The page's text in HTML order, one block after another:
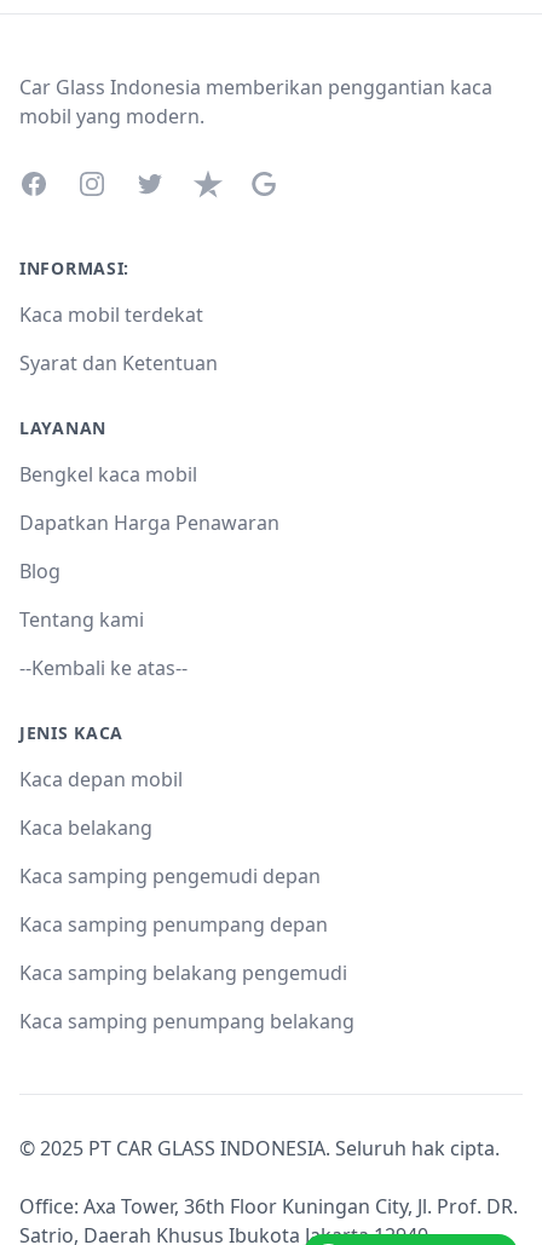
Car Glass Indonesia memberikan penggantian kaca
mobil yang modern.
FacebookInstagramTwitterTrustpilotGoogle Business Profile
INFORMASI:
Kaca mobil terdekat
Syarat dan Ketentuan
LAYANAN
Bengkel kaca mobil
Dapatkan Harga Penawaran
Blog
Tentang kami
--Kembali ke atas--
JENIS KACA
Kaca depan mobil
Kaca belakang
Kaca samping pengemudi depan
Kaca samping penumpang depan
Kaca samping belakang pengemudi
Kaca samping penumpang belakang
© 2025 PT CAR GLASS INDONESIA. Seluruh hak cipta.
Office: Axa Tower, 36th Floor Kuningan City, Jl. Prof. DR.
Satrio, Daerah Khusus Ibukota Jakarta 12940.